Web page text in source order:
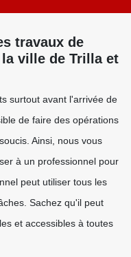
travaux de
ville de Trilla et
surtout avant l'arrivée de
de faire des opérations
Ainsi, nous vous
à un professionnel pour
peut utiliser tous les
Sachez qu'il peut
et accessibles à toutes